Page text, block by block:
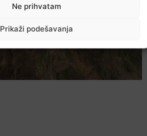
Ne prihvatam
Prikaži podešavanja